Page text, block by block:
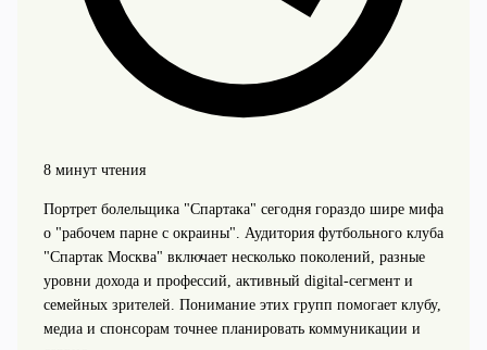
8 минут чтения
Портрет болельщика "Спартака" сегодня гораздо шире мифа
о "рабочем парне с окраины". Аудитория футбольного клуба
"Спартак Москва" включает несколько поколений, разные
уровни дохода и профессий, активный digital‑сегмент и
семейных зрителей. Понимание этих групп помогает клубу,
медиа и спонсорам точнее планировать коммуникации и